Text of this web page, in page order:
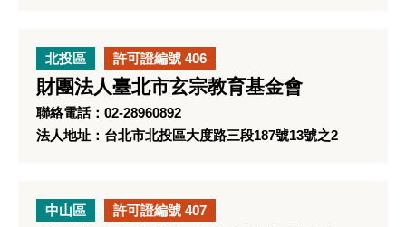
北投區 許可證編號 406
財團法人臺北市玄宗教育基金會
聯絡電話：02-28960892
法人地址：台北市北投區大度路三段187號13號之2
中山區 許可證編號 407